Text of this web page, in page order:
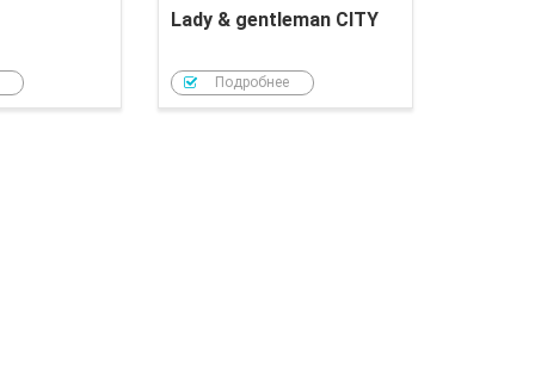
Lady & gentleman CITY
Подробнее